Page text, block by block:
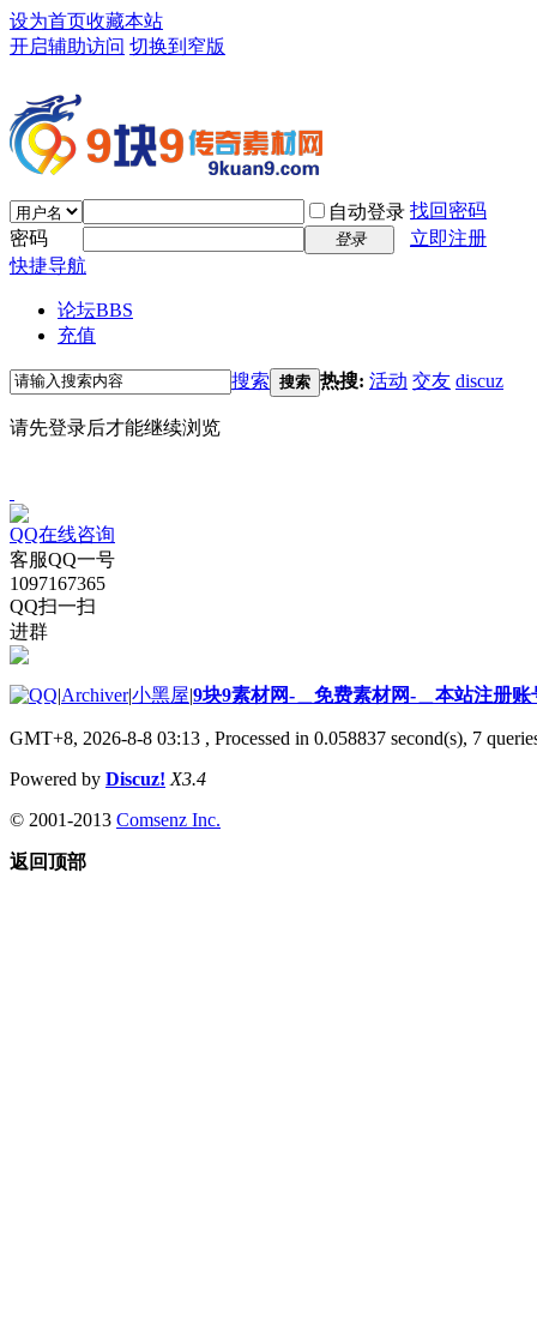
设为首页收藏本站
开启辅助访问 切换到窄版
自动登录 找回密码
密码
登录
立即注册
快捷导航
论坛BBS
充值
搜索 搜索 热搜: 活动 交友 discuz
请先登录后才能继续浏览
QQ在线咨询
客服QQ一号
1097167365
QQ扫一扫
进群
|Archiver|小黑屋|9块9素材网-＿免费素材网-＿本站注册账
GMT+8, 2026-8-8 03:13 , Processed in 0.058837 second(s), 7
Powered by Discuz! X3.4
© 2001-2013 Comsenz Inc.
返回顶部